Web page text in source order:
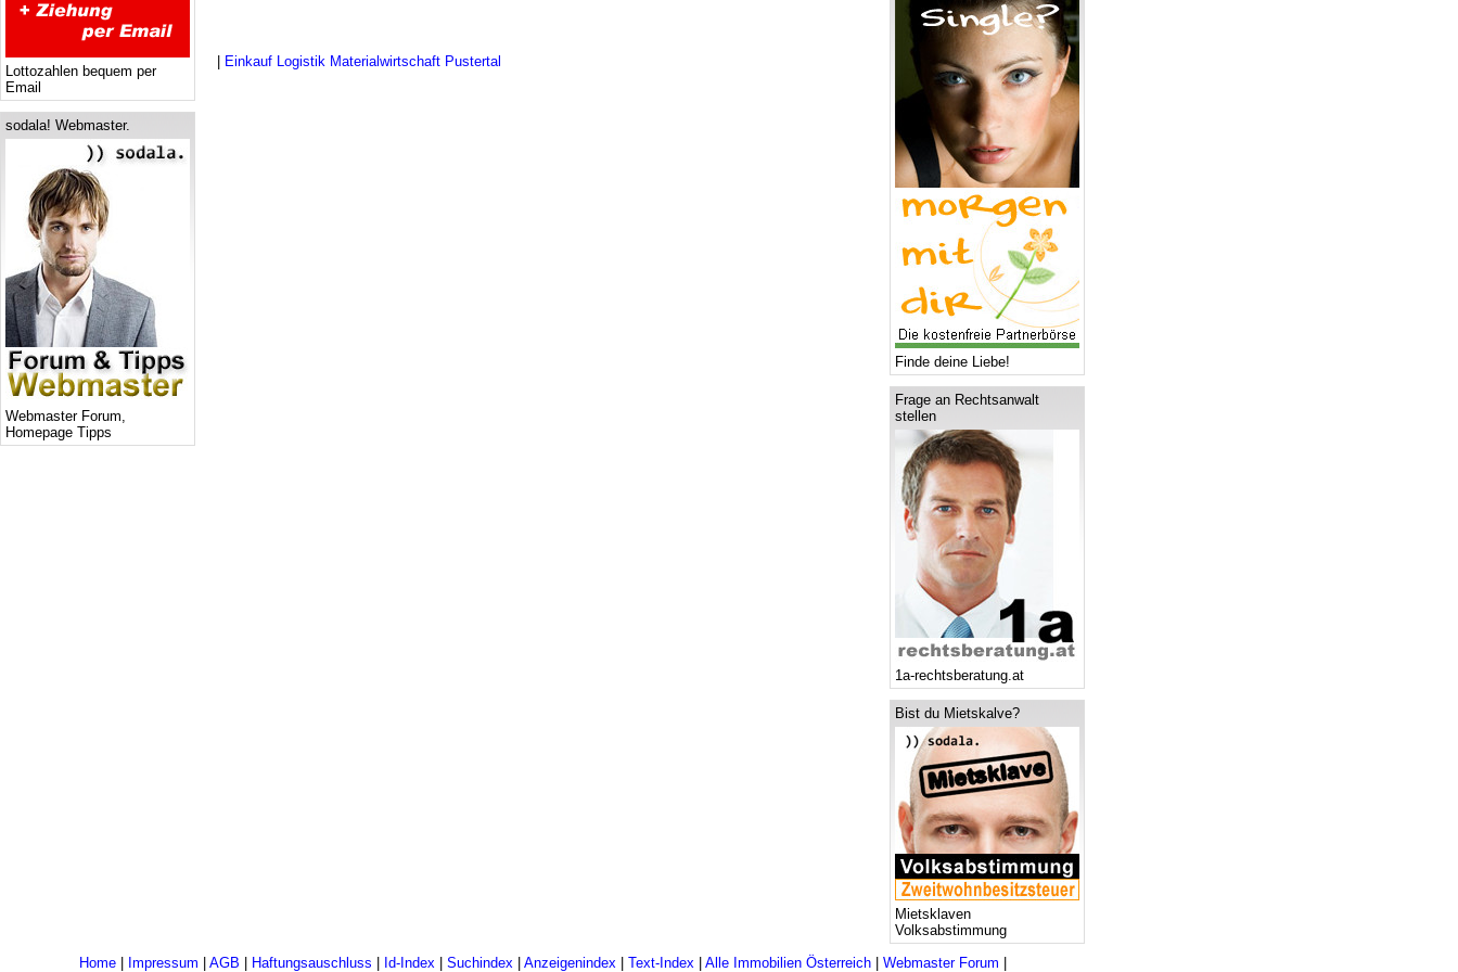
Lottozahlen bequem per
Email
sodala! Webmaster.
Webmaster Forum,
Homepage Tipps
Einkauf Logistik Materialwirtschaft Pustertal
Finde deine Liebe!
Frage an Rechtsanwalt
stellen
1a-rechtsberatung.at
Bist du Mietskalve?
Mietsklaven
Volksabstimmung
Home| Impressum AGB Haftungsauschluss Id-Index| Suchindex| Anzeigenindex| Text-Index| Alle Immobilien Österreich| Webmaster Forum